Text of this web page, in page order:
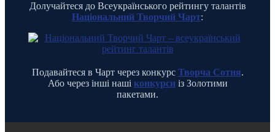
Долучайтеся до Всеукраїнського рейтингу талантів
Національний Творчий Чарт:
Подавайтеся в Чарт через конкурс Творча Сотня.
Або через інші наші конкурсиіз Золотими
пакетами.